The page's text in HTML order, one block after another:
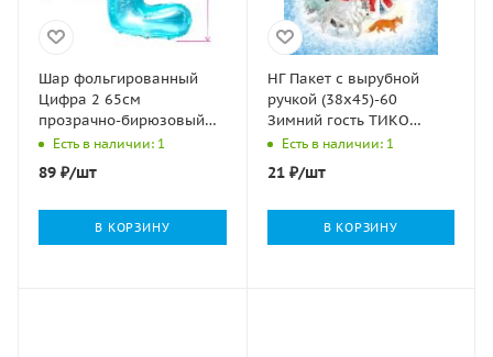
Шар фольгированный
Цифра 2 65см
прозрачно-бирюзовый
1/25/600
Есть в наличии: 1
89 ₽/шт
В КОРЗИНУ
НГ Пакет с вырубной
ручкой (38х45)-60
Зимний гость ТИКО
50/500
Есть в наличии: 1
21₽/шт
В КОРЗИНУ